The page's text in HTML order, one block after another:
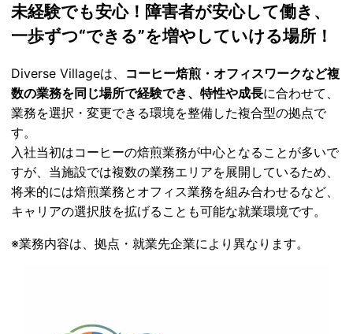
未経験でも安心！ 障害者が安心して働き、
一歩ずつ“できる”を増やしていける場所 ！
Diverse Villageは、 コーヒー焙煎・オフィスワークなど複
数の業務を同じ場所で経験でき、特性や成長に合わせて、
業務を選択・変更できる環境を整備した複合型の拠点で
す。
入社当初はコーヒーの焙煎業務が中心となることが多いで
すが、当施設では複数の業務エリアを展開しているため、
将来的には焙煎業務とオフィス業務を組み合わせるなど、
キャリアの選択肢を拡げることも可能な就業環境です。
※業務内容は、拠点・就業先企業により異なります。